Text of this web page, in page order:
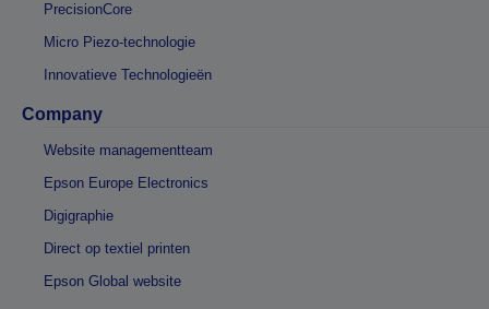
PrecisionCore
Micro Piezo-technologie
Innovatieve Technologieën
Company
Website managementteam
Epson Europe Electronics
Digigraphie
Direct op textiel printen
Epson Global website